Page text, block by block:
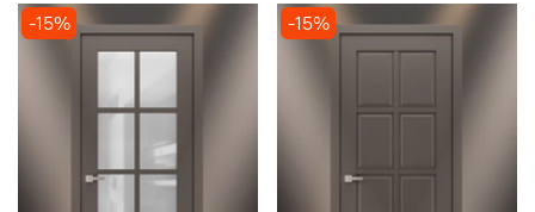
-15% -15%